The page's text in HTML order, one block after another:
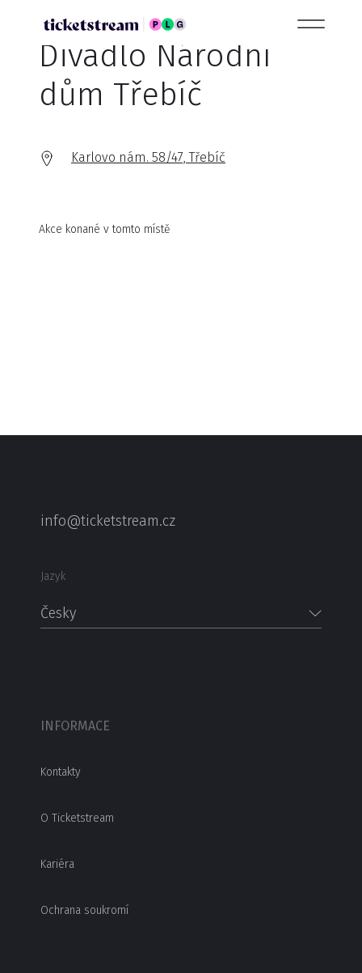
Divadlo Národní
dům Třebíč
Karlovo nám. 58/47, Třebíč
Akce konané v tomto místě
info@ticketstream.cz
Jazyk
Česky
INFORMACE
Kontakty
O Ticketstream
Kariéra
Ochrana soukromí